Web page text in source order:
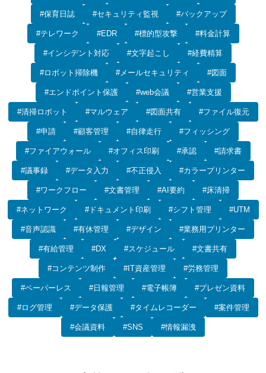
#保育日誌 #セキュリティ監視 #バックアップ
#テレワーク #EDR #標的型攻撃 #料金計算
#インシデント対応 #文字起こし #経費精算
#ロボット掃除機 #メールセキュリティ #図面
#エンドポイント保護 #web会議 #営業支援
#清掃ロボット #マルウェア #図面共有 #ファイル復元
#申請 #顧客管理 #自律走行 #フィッシング
#ファイアウォール #オフィス印刷 #承認 #請求書
#議事録 #データ入力 #不正侵入 #カラープリンター
#ワークフロー #文書管理 #AI要約 #床清掃
#ネットワーク #ドキュメント印刷 #シフト管理 #UTM
#音声認識 #有休管理 #デザイン #業務用プリンター
#有給管理 #DX #スケジュール #文書共有
#コンテンツ制作 #IT資産管理 #労務管理
#ペーパーレス #日報管理 #電子帳簿 #プレゼン資料
#ログ管理 #データ保護 #タイムレコーダー #案件管理
#会議資料 #SNS #情報漏洩